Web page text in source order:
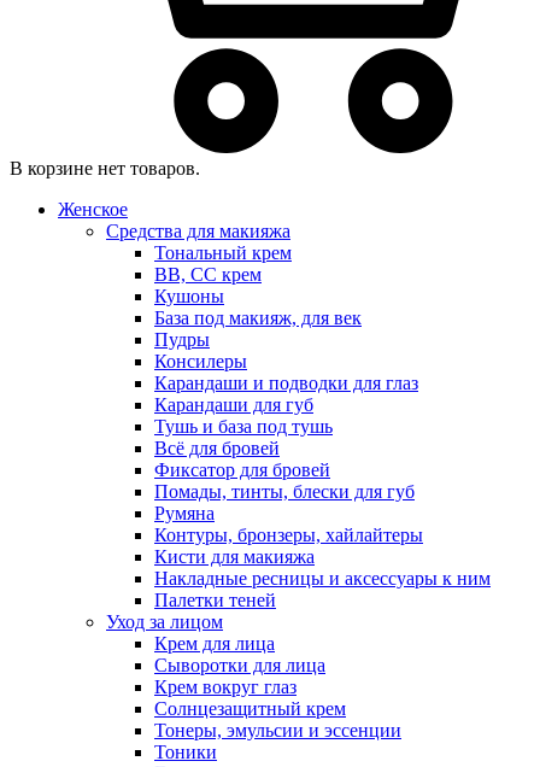
В корзине нет товаров.
Женское
Средства для макияжа
Тональный крем
BB, CC крем
Кушоны
База под макияж, для век
Пудры
Консилеры
Карандаши и подводки для глаз
Карандаши для губ
Тушь и база под тушь
Всё для бровей
Фиксатор для бровей
Помады, тинты, блески для губ
Румяна
Контуры, бронзеры, хайлайтеры
Кисти для макияжа
Накладные ресницы и аксессуары к ним
Палетки теней
Уход за лицом
Крем для лица
Сыворотки для лица
Крем вокруг глаз
Солнцезащитный крем
Тонеры, эмульсии и эссенции
Тоники